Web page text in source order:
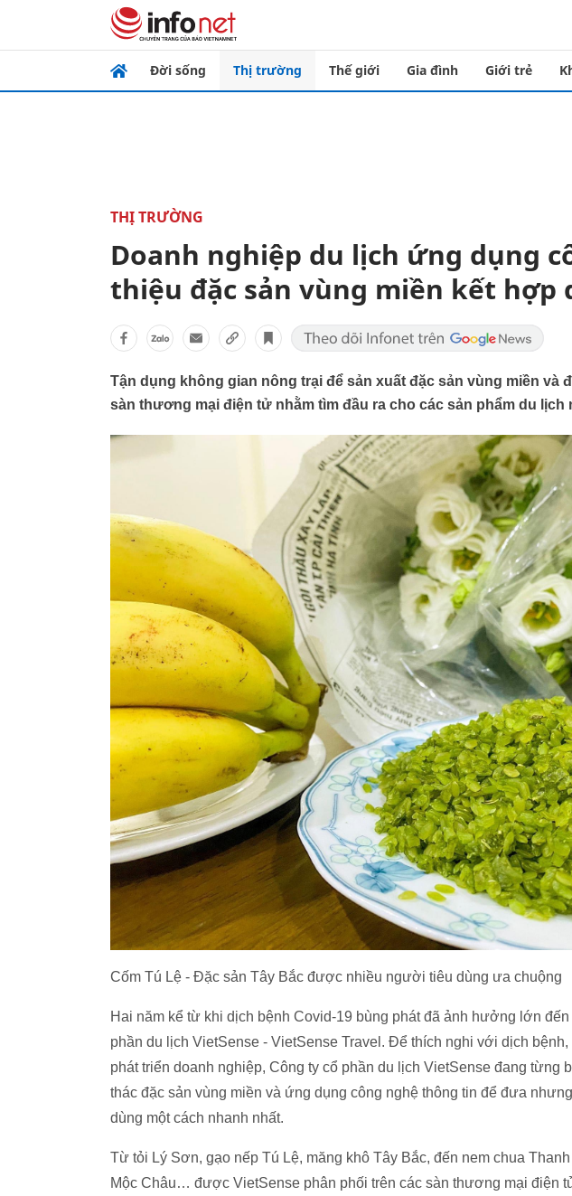
Đời sống Thị trường Thế giới Gia đình Giới trẻ
THỊ TRƯỜNG
Doanh nghiệp du lịch ứng dụng
thiệu đặc sản vùng miền kết hợp
Tận dụng không gian nông trại để sản xuất đặc sản vùng miền và
sàn thương mại điện tử nhằm tìm đầu ra cho các sản phẩm du lịch
Cốm Tú Lệ - Đặc sản Tây Bắc được nhiều người tiêu dùng ưa chuộng
Hai năm kể từ khi dịch bệnh Covid-19 bùng phát đã ảnh hưởng lớn
phần du lịch VietSense - VietSense Travel. Để thích nghi với dịch
phát triển doanh nghiệp, Công ty cổ phần du lịch VietSense đang từng
thác đặc sản vùng miền và ứng dụng công nghệ thông tin để đưa
dùng một cách nhanh nhất.
Từ tỏi Lý Sơn, gạo nếp Tú Lệ, măng khô Tây Bắc, đến nem chua
Mộc Châu… được VietSense phân phối trên các sàn thương mại điện